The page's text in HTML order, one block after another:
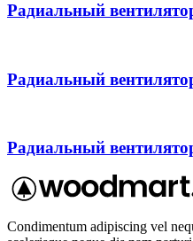
Радиальный
Радиальный
Радиальный
Condimentum adipiscing vel